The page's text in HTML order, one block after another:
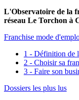
L'Observatoire de la
réseau Le Torchon à
Franchise mode
1 - Définition de
2 - Choisir sa
3 - Faire son
Dossiers les plus lus